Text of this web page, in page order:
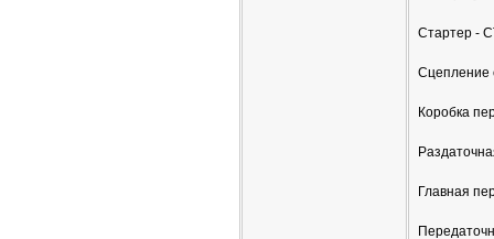
Стартер -
Сцепление
Коробка
Главная